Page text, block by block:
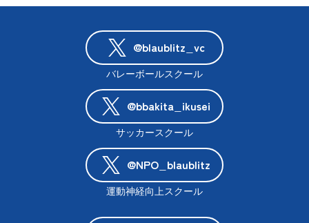
@blaublitz_vc
バレーボールスクール
@bbakita_ikusei
サッカースクール
@NPO_blaublitz
運動神経向上スクール